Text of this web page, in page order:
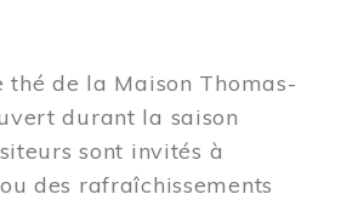
thé de la Maison Thomas-
durant la saison
sont invités à
des rafraîchissements